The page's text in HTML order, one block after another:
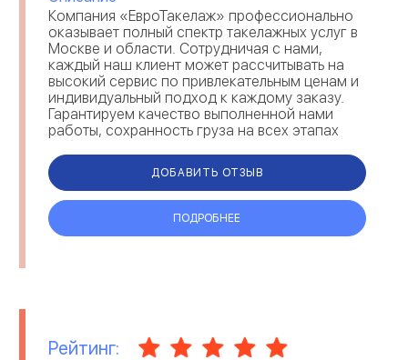
Компания «ЕвроТакелаж» профессионально
оказывает полный спектр такелажных услуг в
Москве и области. Сотрудничая с нами,
каждый наш клиент может рассчитывать на
высокий сервис по привлекательным ценам и
индивидуальный подход к каждому заказу.
Гарантируем качество выполненной нами
работы, сохранность груза на всех этапах
работы. Штат квалифицированных
сотрудник...
ДОБАВИТЬ ОТЗЫВ
ПОДРОБНЕЕ
Рейтинг: